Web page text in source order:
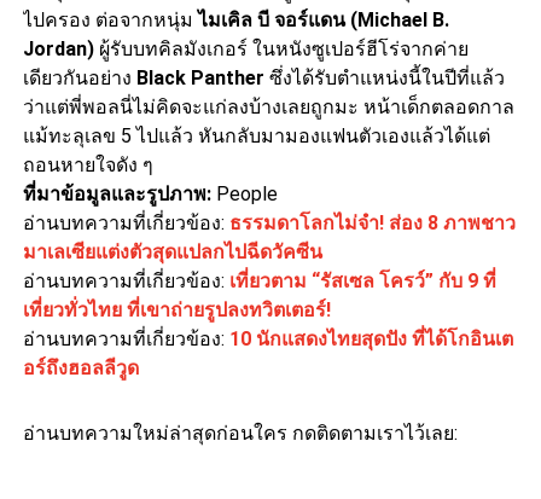
ไปครอง ต่อจากหนุ่มไมเคิล บี จอร์แดน (Michael B.
Jordan)ผู้รับบทคิลมังเกอร์ ในหนังซูเปอร์ฮีโร่จากค่าย
เดียวกันอย่าง Black Panther ซึ่งได้รับตำแหน่งนี้ในปีที่แล้ว
ว่าแต่พี่พอลนี่ไม่คิดจะแก่ลงบ้างเลยถูกมะ หน้าเด็กตลอดกาล
แม้ทะลุเลข 5 ไปแล้ว หันกลับมามองแฟนตัวเองแล้วได้แต่
ถอนหายใจดัง ๆ
ที่มาข้อมูลและรูปภาพ:People
อ่านบทความที่เกี่ยวข้อง: ธรรมดาโลกไม่จำ! ส่อง 8 ภาพชาว
มาเลเซียแต่งตัวสุดแปลกไปฉีดวัคซีน
อ่านบทความที่เกี่ยวข้อง: เที่ยวตาม “รัสเซล โครว์” กับ 9 ที่
เที่ยวทั่วไทย ที่เขาถ่ายรูปลงทวิตเตอร์!
อ่านบทความที่เกี่ยวข้อง: 10 นักแสดงไทยสุดปัง ที่ได้โกอินเต
อร์ถึงฮอลลีวูด
อ่านบทความใหม่ล่าสุดก่อนใคร กดติดตามเราไว้เลย: